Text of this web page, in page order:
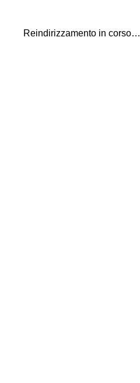
Reindirizzamento in corso…